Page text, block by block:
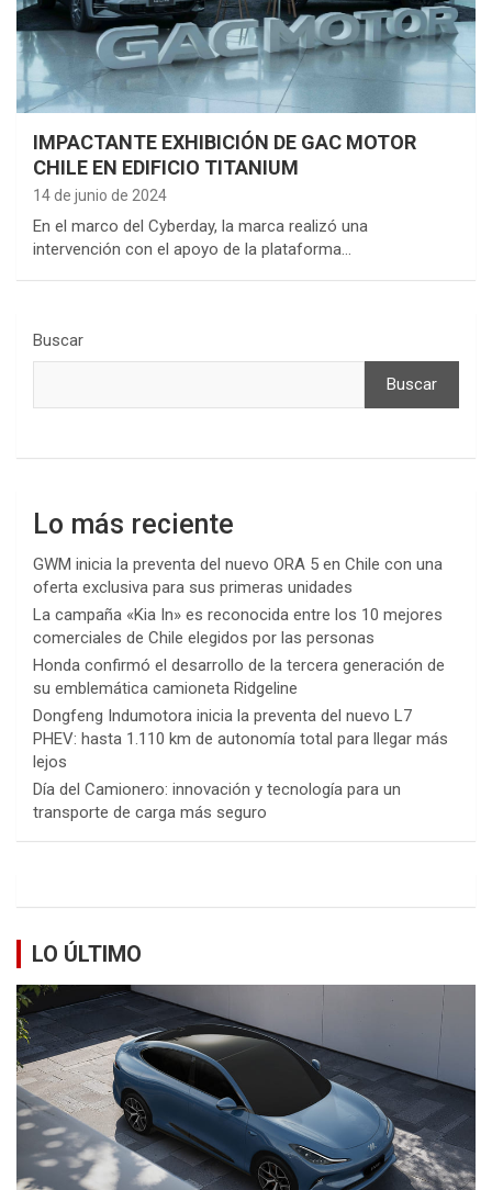
IMPACTANTE EXHIBICIÓN DE GAC MOTOR
CHILE EN EDIFICIO TITANIUM
14 de junio de 2024
En el marco del Cyberday, la marca realizó una
intervención con el apoyo de la plataforma…
Buscar
Buscar
Lo más reciente
GWM inicia la preventa del nuevo ORA 5 en Chile con una
oferta exclusiva para sus primeras unidades
La campaña «Kia In» es reconocida entre los 10 mejores
comerciales de Chile elegidos por las personas
Honda confirmó el desarrollo de la tercera generación de
su emblemática camioneta Ridgeline
Dongfeng Indumotora inicia la preventa del nuevo L7
PHEV: hasta 1.110 km de autonomía total para llegar más
lejos
Día del Camionero: innovación y tecnología para un
transporte de carga más seguro
LO ÚLTIMO